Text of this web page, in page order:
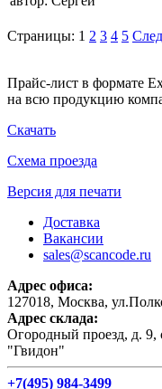
Страницы: 1 2 3 4 5
Прайс-лист в формате
на всю продукцию
Скачать
Схема проезда
Версия для печати
Доставка
Вакансии
sales@scancode.ru
Адрес офиса:
127018, Москва,
Адрес склада:
Огородный проезд, д. 9,
"Гвидон"
+7(495) 984-3499